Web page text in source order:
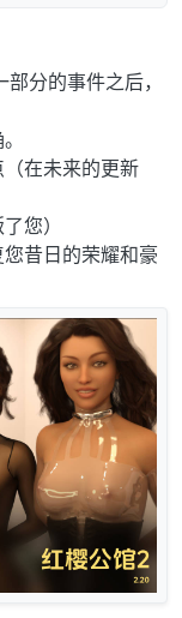
分的事件之后，
在未来的更新
您）
昔日的荣耀和豪